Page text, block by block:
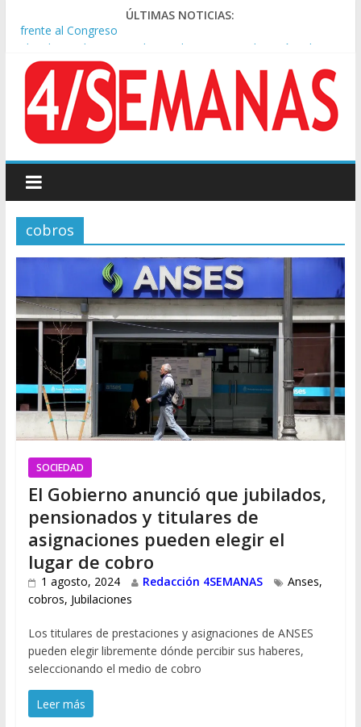
ÚLTIMAS NOTICIAS:
El rechazo al proyecto de Ley de Tierras predominó en las
Manuel Belgrano: Reparación Historia en el solar natal
Confirmado: el papa León XIV visitará la Argentina entre el 8 y
el 11 de noviembre
Crisis diplomática: Brasil retiró a su embajador de la Argentina
tras los insultos de Milei a Lula
Rechazo a la Ley de Tierras: se espera un fuerte operativo
frente al Congreso
cobros
SOCIEDAD
El Gobierno anunció que jubilados,
pensionados y titulares de
asignaciones pueden elegir el
lugar de cobro
1 agosto, 2024 Redacción 4SEMANAS Anses,
cobros, Jubilaciones
Los titulares de prestaciones y asignaciones de ANSES
pueden elegir libremente dónde percibir sus haberes,
seleccionando el medio de cobro
Leer más